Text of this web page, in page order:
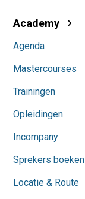
Academy
Agenda
Mastercourses
Trainingen
Opleidingen
Incompany
Sprekers boeken
Locatie & Route